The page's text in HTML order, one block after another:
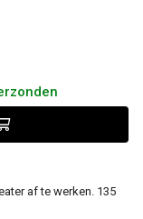
af te werken. 135